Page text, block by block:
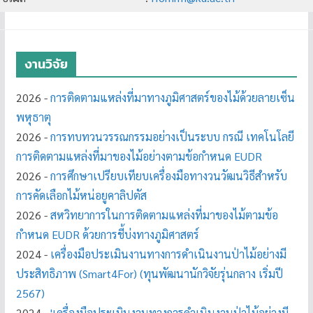
งานวิจัย
2026 -การติดตามแหล่งที่มาทางภูมิศาสตร์ของไม้ด้วยลายเซ็น
พหุธาตุ
2026 -การทบทวนวรรณกรรมอย่างเป็นระบบ กรณี เทคโนโลยี
การติดตามแหล่งที่มาของไม้อย่างตามข้อกำหนด EUDR
2026 -การศึกษาเปรียบเทียบเครื่องมือทางวนวัฒนวิธีสำหรับ
การคัดเลือกไม้หน่อยูคาลิปตัส
2026 -สหวิทยาการในการติดตามแหล่งที่มาของไม้ตามข้อ
กำหนด EUDR ด้วยการชี้บ่งทางภูมิศาสตร์
2024 - เครื่องมือประเมินงานทางการดำเนินงานป่าไม้อย่างมี
ประสิทธิภาพ (Smart4For) (ทุนพัฒนานักวิจัยรุ่นกลาง เริ่มปี
2567)